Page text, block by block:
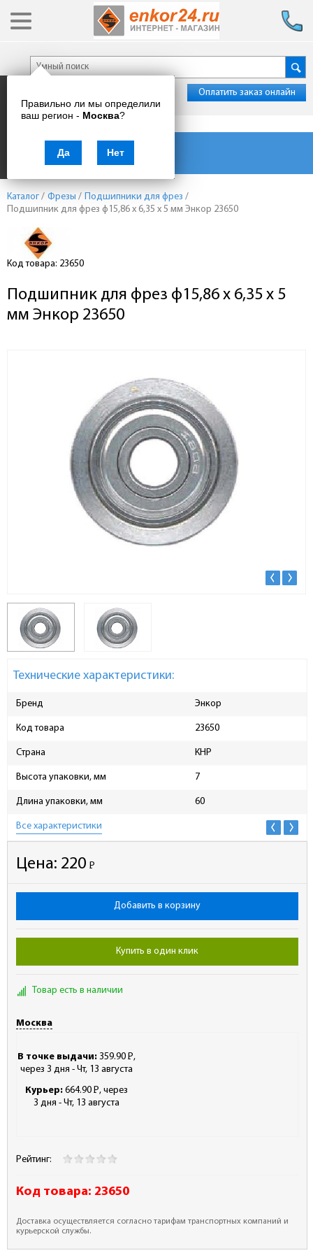
Правильно ли мы определили
ваш регион - Москва?
Да Нет
Оплатить заказ онлайн
Каталог товаров
Каталог / Фрезы / Подшипники для фрез /
Подшипник для фрез ф15,86 x 6,35 x 5 мм Энкор 23650
Код товара: 23650
Подшипник для фрез ф15,86 x 6,35 x 5
мм Энкор 23650
Технические характеристики:
Бренд Энкор
Код товара 23650
Страна КНР
Высота упаковки, мм 7
Длина упаковки, мм 60
Все характеристики
Цена: 220 Р
-
Добавить в корзину
Купить в один клик
Товар есть в наличии
Москва
В точке выдачи: 359.90 Р
- ,
через 3 дня - Чт, 13 августа
Курьер: 664.90 Р
- , через
3 дня - Чт, 13 августа
Рейтинг:
Код товара: 23650
Доставка осуществляется согласно тарифам транспортных компаний и
курьерской службы.